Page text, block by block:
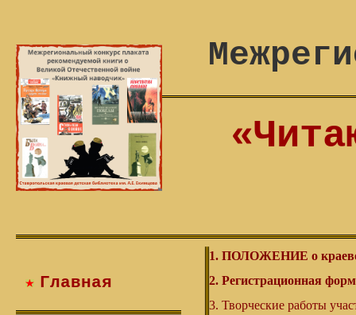
Главная
1. ПОЛОЖЕНИЕ о
2. Регистрационная
3. Творческие работы